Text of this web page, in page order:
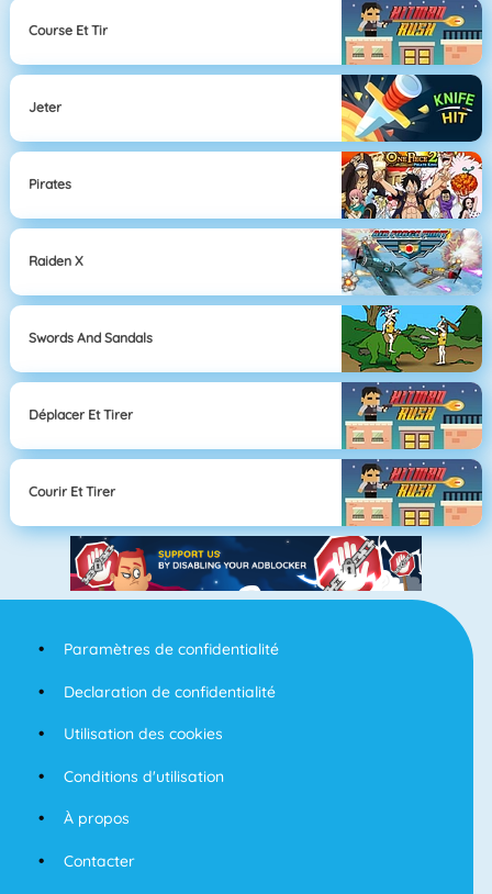
Course Et Tir
Jeter
Pirates
Raiden X
Swords And Sandals
Déplacer Et Tirer
Courir Et Tirer
Paramètres de confidentialité
Declaration de confidentialité
Utilisation des cookies
Conditions d'utilisation
À propos
Contacter